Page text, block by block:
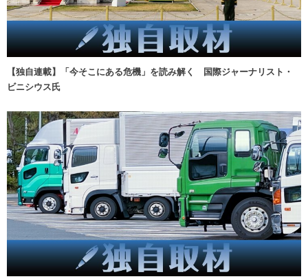
【独自連載】「今そこにある危機」を読み解く 国際ジャーナリスト・
ビニシウス氏